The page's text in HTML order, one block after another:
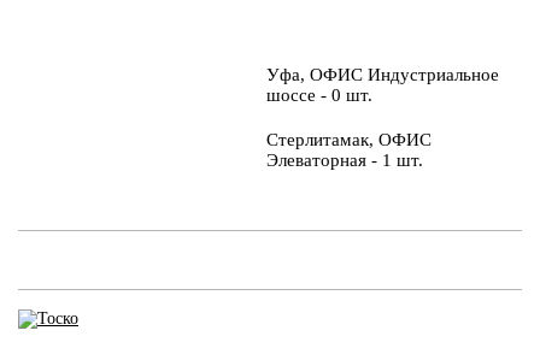
Уфа, ОФИС Индустриальное
шоссе - 0 шт.
Стерлитамак, ОФИС
Элеваторная - 1 шт.